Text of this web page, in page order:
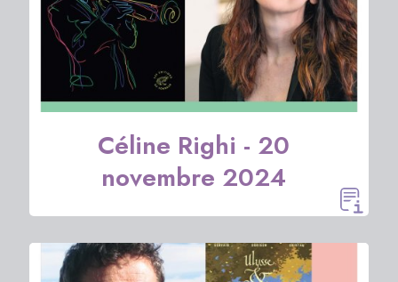
Céline Righi - 20
novembre 2024